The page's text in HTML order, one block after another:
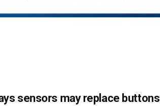
sensors may replace buttons